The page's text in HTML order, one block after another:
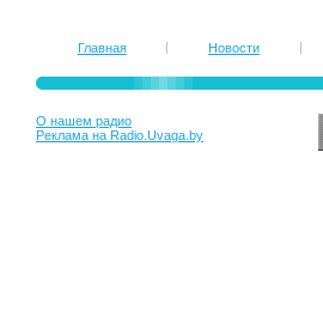
Главная Новости
О нашем радио
Реклама на Radio.Uvaga.by